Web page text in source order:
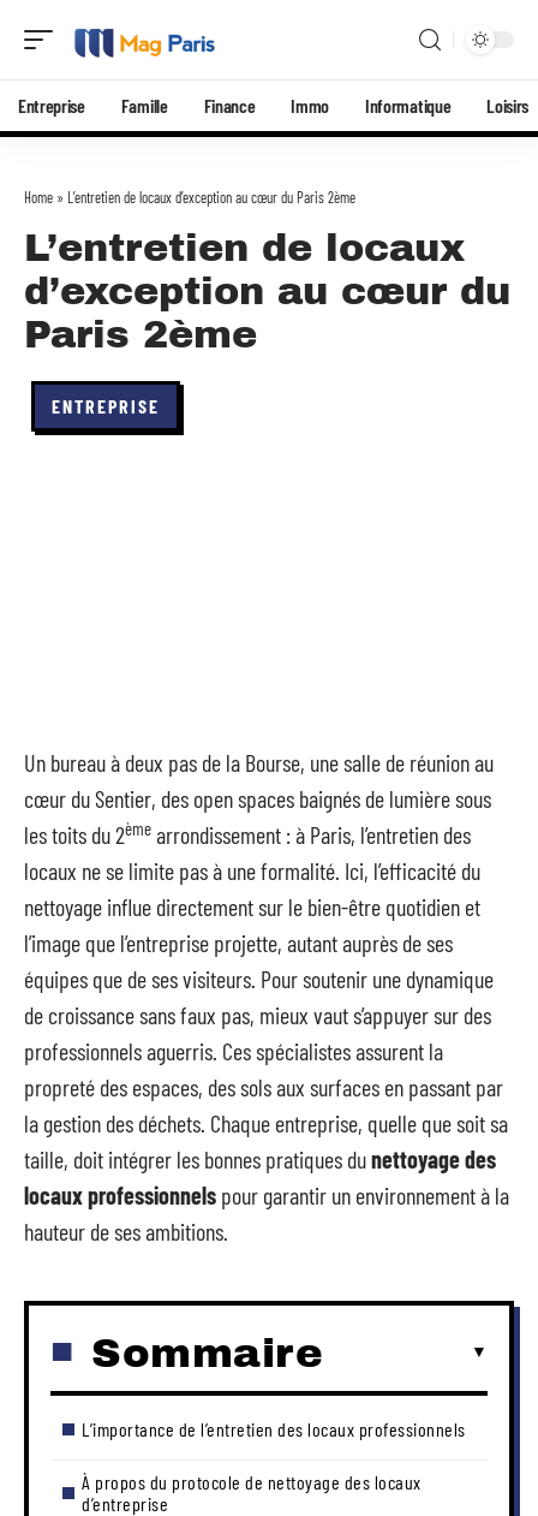
Entreprise Famille Finance Immo Informatique Loisirs
Home » L’entretien de locaux d’exception au cœur du Paris 2ème
L’entretien de locaux
d’exception au cœur du
Paris 2ème
ENTREPRISE
Un bureau à deux pas de la Bourse, une salle de réunion au
cœur du Sentier, des open spaces baignés de lumière sous
les toits du 2ème arrondissement : à Paris, l’entretien des
locaux ne se limite pas à une formalité. Ici, l’efficacité du
nettoyage influe directement sur le bien-être quotidien et
l’image que l’entreprise projette, autant auprès de ses
équipes que de ses visiteurs. Pour soutenir une dynamique
de croissance sans faux pas, mieux vaut s’appuyer sur des
professionnels aguerris. Ces spécialistes assurent la
propreté des espaces, des sols aux surfaces en passant par
la gestion des déchets. Chaque entreprise, quelle que soit sa
taille, doit intégrer les bonnes pratiques dunettoyage des
locaux professionnels pour garantir un environnement à la
hauteur de ses ambitions.
Sommaire
L’importance de l’entretien des locaux professionnels
À propos du protocole de nettoyage des locaux
d’entreprise